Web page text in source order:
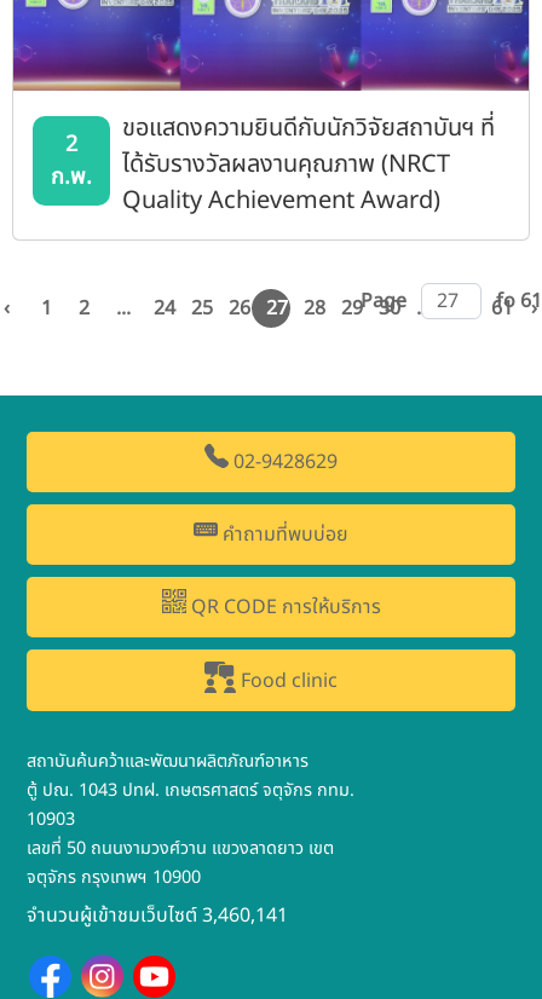
2
ก.พ.
ขอแสดงความยินดีกับนักวิจัยสถาบันฯ ที่
ได้รับรางวัลผลงานคุณภาพ (NRCT
Quality Achievement Award)
‹ 1 2 ... 24 25 26 27 28 29 30 ... 60 61 ›
Page fo 61
02-9428629
คำถามที่พบบ่อย
QR CODE การให้บริการ
Food clinic
สถาบันค้นคว้าและพัฒนาผลิตภัณฑ์อาหาร
ตู้ ปณ. 1043 ปทฝ. เกษตรศาสตร์ จตุจักร กทม.
10903
เลขที่ 50 ถนนงามวงศ์วาน แขวงลาดยาว เขต
จตุจักร กรุงเทพฯ 10900
จำนวนผู้เข้าชมเว็บไซต์ 3,460,141